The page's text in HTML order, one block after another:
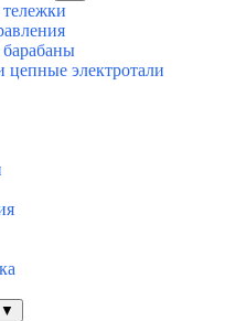
цепные электротали
▼